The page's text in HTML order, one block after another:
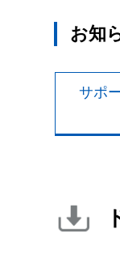
お知
サポ